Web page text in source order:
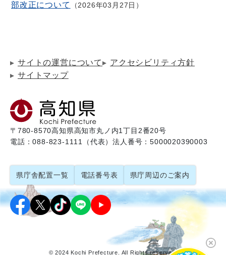
部改正について
2026年03月27日
サイトの運営について
アクセシビリティ方針
サイトマップ
〒780-8570高知県高知市丸ノ内1丁目2番20号
電話：088-823-1111（代表）法人番号：5000020390003
県庁舎配置一覧 電話番号表 県庁周辺のご案内
© 2024 Kochi Prefecture. All Rights reserved.